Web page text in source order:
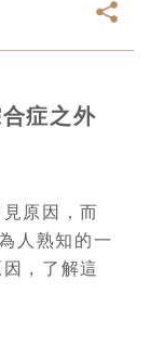
症之外
原因，而
人熟知的一
，了解這